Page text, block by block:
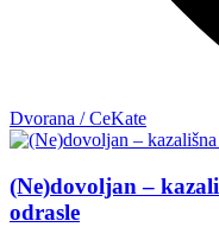
Dvorana / CeKate
(Ne)dovoljan –
odrasle